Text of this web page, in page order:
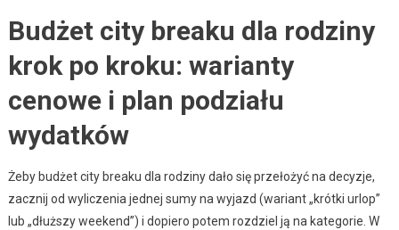
Budżet city breaku dla rodziny
krok po kroku: warianty
cenowe i plan podziału
wydatków
Żeby budżet city breaku dla rodziny dało się przełożyć na decyzje,
zacznij od wyliczenia jednej sumy na wyjazd (wariant „krótki urlop”
lub „dłuższy weekend”) i dopiero potem rozdziel ją na kategorie. W